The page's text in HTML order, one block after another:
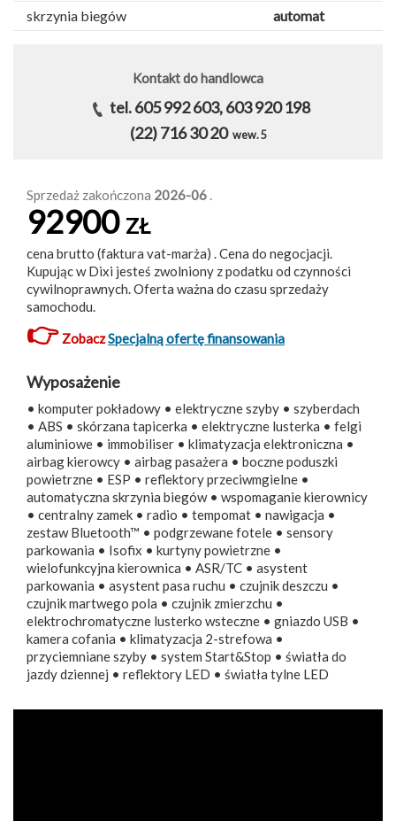
skrzynia biegów
automat
Kontakt do handlowca
tel. 605 992 603, 603 920 198
(22) 716 30 20 wew. 5
Sprzedaż zakończona 2026-06 .
92900 ZŁ
cena brutto (faktura vat-marża) . Cena do negocjacji.
Kupując w Dixi jesteś zwolniony z podatku od czynności
cywilnoprawnych. Oferta ważna do czasu sprzedaży
samochodu.
👉ZobaczSpecjalną ofertę finansowania
Wyposażenie
• komputer pokładowy • elektryczne szyby • szyberdach
• ABS • skórzana tapicerka • elektryczne lusterka • felgi
aluminiowe • immobiliser • klimatyzacja elektroniczna •
airbag kierowcy • airbag pasażera • boczne poduszki
powietrzne • ESP • reflektory przeciwmgielne •
automatyczna skrzynia biegów • wspomaganie kierownicy
• centralny zamek • radio • tempomat • nawigacja •
zestaw Bluetooth™ • podgrzewane fotele • sensory
parkowania • Isofix • kurtyny powietrzne •
wielofunkcyjna kierownica • ASR/TC • asystent
parkowania • asystent pasa ruchu • czujnik deszczu •
czujnik martwego pola • czujnik zmierzchu •
elektrochromatyczne lusterko wsteczne • gniazdo USB •
kamera cofania • klimatyzacja 2-strefowa •
przyciemniane szyby • system Start&Stop • światła do
jazdy dziennej • reflektory LED • światła tylne LED